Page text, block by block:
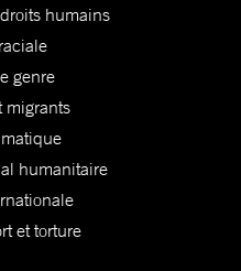
humains
genre
migrants
humanitaire
et torture